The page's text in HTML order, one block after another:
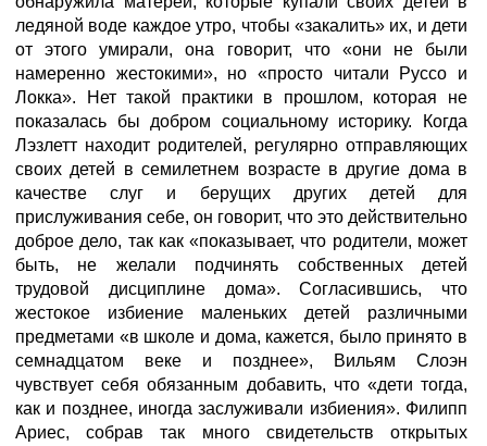
ледяной воде каждое утро, чтобы «закалить» их, и дети
от этого умирали, она говорит, что «они не были
намеренно жестокими», но «просто читали Руссо и
Локка». Нет такой практики в прошлом, которая не
показалась бы добром социальному историку. Когда
Лэзлетт находит родителей, регулярно отправляющих
своих детей в семилетнем возрасте в другие дома в
качестве слуг и берущих других детей для
прислуживания себе, он говорит, что это действительно
доброе дело, так как «показывает, что родители, может
быть, не желали подчинять собственных детей
трудовой дисциплине дома». Согласившись, что
жестокое избиение маленьких детей различными
предметами «в школе и дома, кажется, было принято в
семнадцатом веке и позднее», Вильям Слоэн
чувствует себя обязанным добавить, что «дети тогда,
как и позднее, иногда заслуживали избиения». Филипп
Ариес, собрав так много свидетельств открытых